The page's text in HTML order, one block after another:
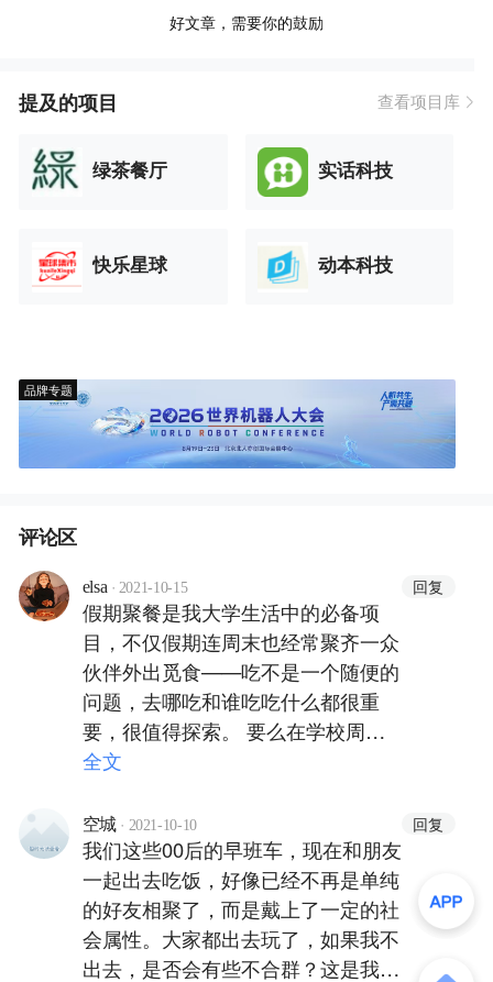
好文章，需要你的鼓励
提及的项目 查看项目库
绿茶餐厅 实话科技
快乐星球 动本科技
品牌专题
评论区
elsa · 2021-10-15 回复
假期聚餐是我大学生活中的必备项
目，不仅假期连周末也经常聚齐一众
伙伴外出觅食——吃不是一个随便的
问题，去哪吃和谁吃吃什么都很重
要，很值得探索。 要么在学校周边
探店尝试新鲜食物，如果懒得出去就
子卤味，一兜子辣菜，一打啤酒。单
纯是这样回想着就觉得没什么过不去
的坎。
全文
空城 · 2021-10-10 回复
我们这些00后的早班车，现在和朋友
一起出去吃饭，好像已经不再是单纯
的好友相聚了，而是戴上了一定的社
会属性。大家都出去玩了，如果我不
出去，是否会有些不合群？这是我必